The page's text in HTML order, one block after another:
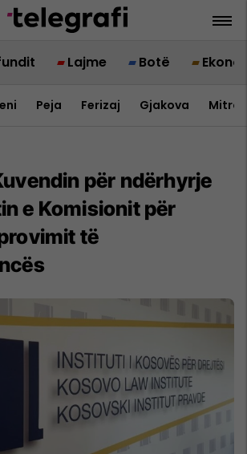
Lajme Botë
Peja Ferizaj Gjakova
për ndërhyrje
e Komisionit për
të